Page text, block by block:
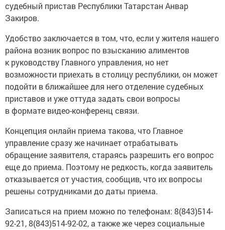
судебный пристав Республики Татарстан Анвар
Закиров.
Удобство заключается в том, что, если у жителя нашего
района возник вопрос по взысканию алиментов
к руководству Главного управления, но нет
возможности приехать в столицу республики, он может
подойти в ближайшее для него отделение судебных
приставов и уже оттуда задать свои вопросы
в формате видео-конференц связи.
Концепция онлайн приема такова, что Главное
управление сразу же начинает отрабатывать
обращение заявителя, стараясь разрешить его вопрос
еще до приема. Поэтому не редкость, когда заявитель
отказывается от участия, сообщив, что их вопросы
решены сотрудниками до даты приема.
Записаться на прием можно по телефонам: 8(843)514-
92-21, 8(843)514-92-02, а также же через социальные